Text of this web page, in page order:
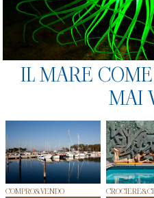
IL MARE
MAI
COMPRO&VENDO